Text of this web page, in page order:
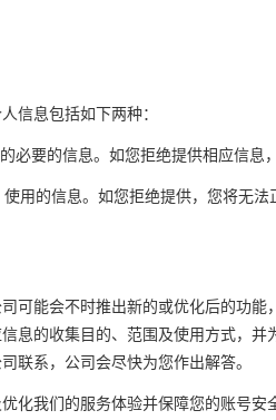
信息包括如下两种：
必要的信息。如您拒绝提供相应信息
用的信息。如您拒绝提供，您将无
可能会不时推出新的或优化后的功
的收集目的、范围及使用方式，并
联系，公司会尽快为您作出解答。
化我们的服务体验并保障您的账号